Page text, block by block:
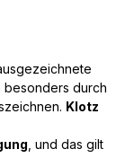
besonders durch
Klotz
, und das gilt